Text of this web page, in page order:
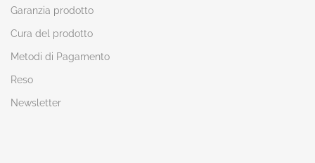
Garanzia prodotto
Cura del prodotto
Metodi di Pagamento
Reso
Newsletter